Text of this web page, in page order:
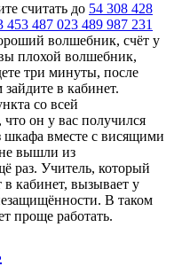
считать до 54 308 428
453 487 023 489 987 231
волшебник, счёт у
плохой волшебник,
три минуты, после
в кабинет.
со всей
что он у вас получился
шкафа вместе с висящими
вышли из
раз. Учитель, который
в кабинет, вызывает у
В таком
проще работать.